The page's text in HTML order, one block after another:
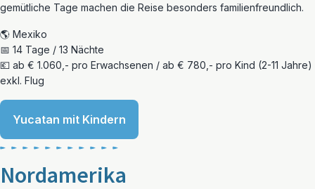
gemütliche Tage machen die Reise besonders familienfreundlich.
🌎 Mexiko
📅 14 Tage / 13 Nächte
💶 ab € 1.060,- pro Erwachsenen / ab € 780,- pro Kind (2-11 Jahre)
exkl. Flug
Yucatan mit Kindern
Nordamerika